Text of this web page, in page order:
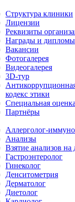
Структура клиники
Лицензии
Реквизиты
Награды и дипломы
Вакансии
Фотогалерея
Видеогалерея
3D-тур
кодекс этики
Специальная
Партнёры
Аллерголог-
Анализы
Взятие анализов на
Гастроэнтеролог
Гинеколог
Денситометрия
Дерматолог
Диетолог